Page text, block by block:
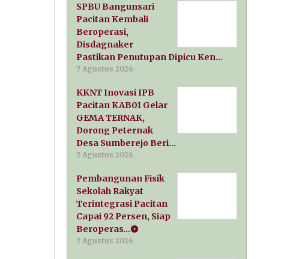
SPBU Bangunsari
Pacitan Kembali
Beroperasi,
Disdagnaker
Pastikan Penutupan Dipicu Ken…
7 Agustus 2026
KKNT Inovasi IPB
Pacitan KAB01 Gelar
GEMA TERNAK,
Dorong Peternak
Desa Sumberejo Beri…
7 Agustus 2026
Pembangunan Fisik
Sekolah Rakyat
Terintegrasi Pacitan
Capai 92 Persen, Siap
Beroperas…
7 Agustus 2026